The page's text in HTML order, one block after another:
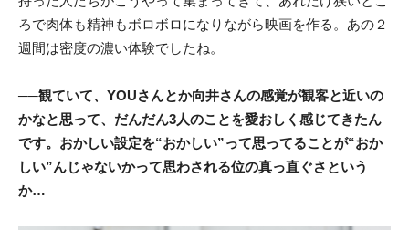
ろで肉体も精神もボロボロになりながら映画を作る。あの２
週間は密度の濃い体験でしたね。
──観ていて、YOUさんとか向井さんの感覚が観客と近いの
かなと思って、だんだん3人のことを愛おしく感じてきたん
です。おかしい設定を“おかしい”って思ってることが“おか
しい”んじゃないかって思わされる位の真っ直ぐさという
か…